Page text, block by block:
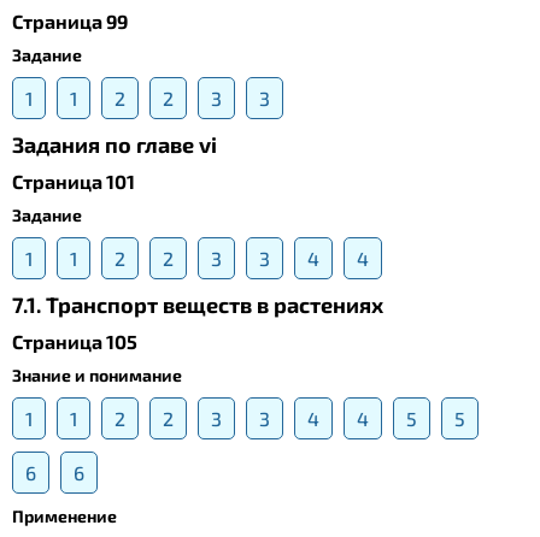
Страница 99
Задание
1 1 2 2 3 3
Задания по главе vi
Страница 101
Задание
1 1 2 2 3 3 4 4
7.1. Транспорт веществ в растениях
Страница 105
Знание и понимание
1 1 2 2 3 3 4 4 5 5
6 6
Применение